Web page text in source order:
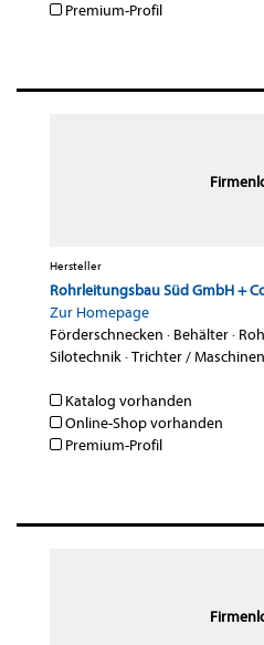
Premium-Profil
Hersteller
Rohrleitungsbau Süd GmbH +
Zur Homepage
Förderschnecken · Behälter·
Silotechnik·Trichter /
Katalog vorhanden
Online-Shop vorhanden
Premium-Profil